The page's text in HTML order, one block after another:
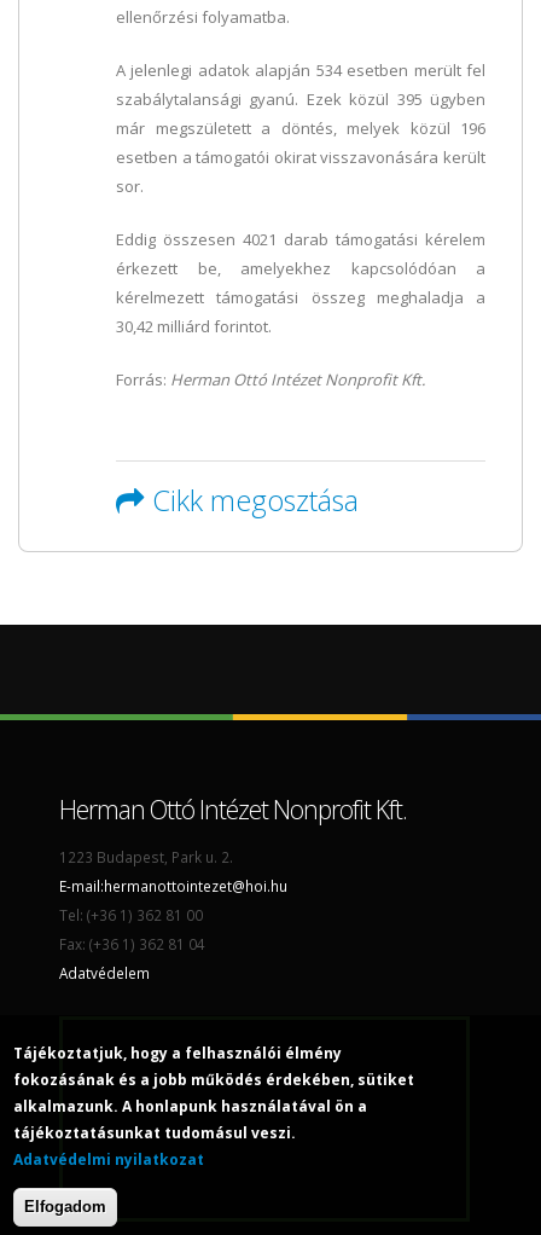
ellenőrzési folyamatba.
A jelenlegi adatok alapján 534 esetben merült fel
szabálytalansági gyanú. Ezek közül 395 ügyben
már megszületett a döntés, melyek közül 196
esetben a támogatói okirat visszavonására került
sor.
Eddig összesen 4021 darab támogatási kérelem
érkezett be, amelyekhez kapcsolódóan a
kérelmezett támogatási összeg meghaladja a
30,42 milliárd forintot.
Forrás: Herman Ottó Intézet Nonprofit Kft.
Cikk megosztása
Herman Ottó Intézet Nonprofit Kft.
1223 Budapest, Park u. 2.
E-mail:hermanottointezet@hoi.hu
Tel: (+36 1) 362 81 00
Fax: (+36 1) 362 81 04
Adatvédelem
Tájékoztatjuk, hogy a felhasználói élmény
fokozásának és a jobb működés érdekében, sütiket
alkalmazunk. A honlapunk használatával ön a
tájékoztatásunkat tudomásul veszi.
Adatvédelmi nyilatkozat
Elfogadom